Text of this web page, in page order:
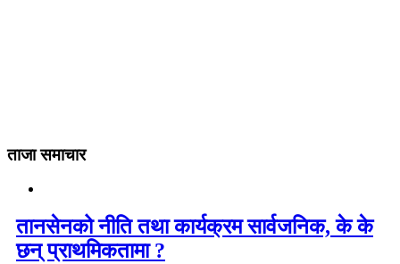
ताजा समाचार
तानसेनको नीति तथा कार्यक्रम सार्वजनिक, के के
छन् प्राथमिकतामा ?